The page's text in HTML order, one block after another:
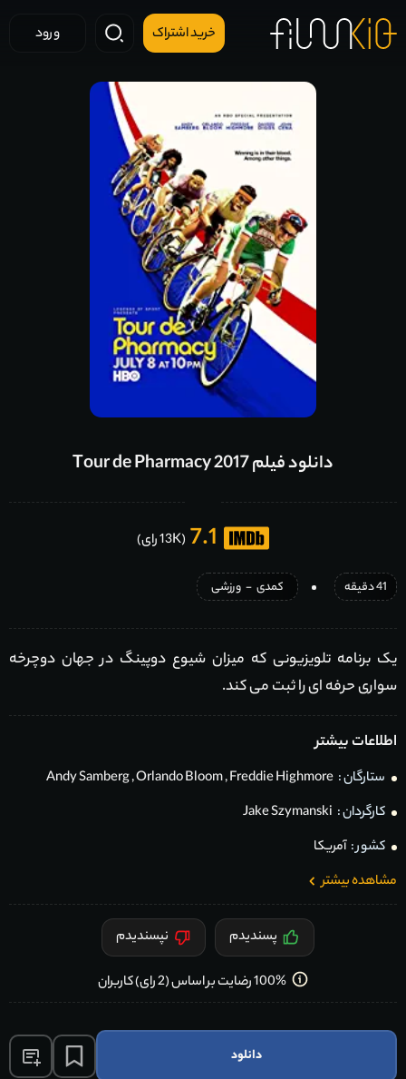
خرید اشتراک ورود
دانلود فیلم Tour de Pharmacy 2017
7.1 (13K رای)
41 دقیقه کمدی - ورزشی
یک برنامه تلویزیونی که میزان شیوع دوپینگ در جهان دوچرخه
سواری حرفه ای را ثبت می کند.
اطلاعات بیشتر
ستارگان : Andy Samberg,Orlando Bloom,Freddie Highmore
کارگردان : Jake Szymanski
کشور : آمریکا
مشاهده بیشتر
پسندیدم نپسندیدم
100% رضایت بر اساس (2 رای) کاربران
دانلود